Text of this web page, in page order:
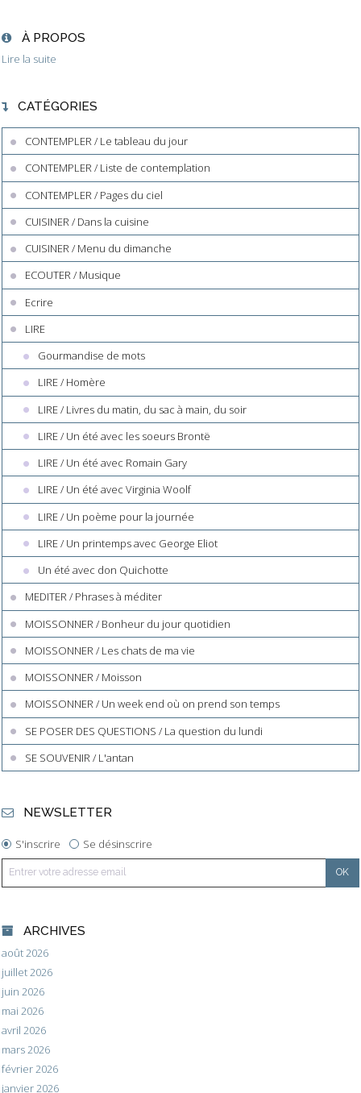
À PROPOS
Lire la suite
CATÉGORIES
CONTEMPLER / Le tableau du jour
CONTEMPLER / Liste de contemplation
CONTEMPLER / Pages du ciel
CUISINER / Dans la cuisine
CUISINER / Menu du dimanche
ECOUTER / Musique
Ecrire
LIRE
Gourmandise de mots
LIRE / Homère
LIRE / Livres du matin, du sac à main, du soir
LIRE / Un été avec les soeurs Brontë
LIRE / Un été avec Romain Gary
LIRE / Un été avec Virginia Woolf
LIRE / Un poème pour la journée
LIRE / Un printemps avec George Eliot
Un été avec don Quichotte
MEDITER / Phrases à méditer
MOISSONNER / Bonheur du jour quotidien
MOISSONNER / Les chats de ma vie
MOISSONNER / Moisson
MOISSONNER / Un week end où on prend son temps
SE POSER DES QUESTIONS / La question du lundi
SE SOUVENIR / L'antan
NEWSLETTER
S'inscrire Se désinscrire
ARCHIVES
août 2026
juillet 2026
juin 2026
mai 2026
avril 2026
mars 2026
février 2026
janvier 2026